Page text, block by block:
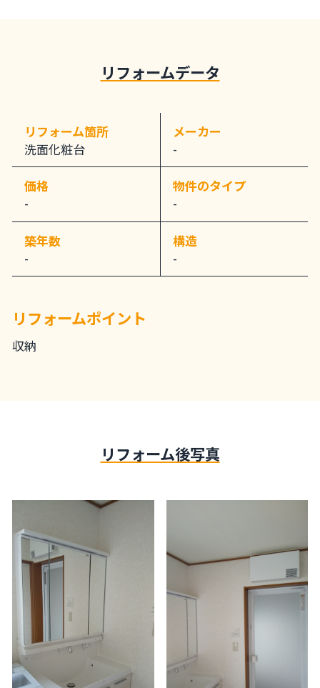
リフォームデータ
リフォーム箇所
洗面化粧台
メーカー
-
価格
-
物件のタイプ
-
築年数
-
構造
-
リフォームポイント
収納
リフォーム後写真